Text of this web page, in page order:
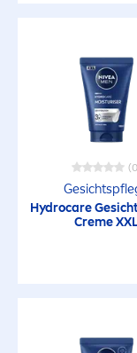
Normale
Normale
Raue
Sensible
Hydrocare
Creme